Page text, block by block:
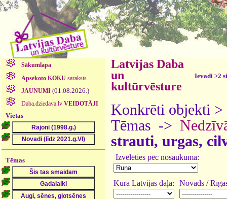
Sākumlapa
Apsekoto KOKUsaraksts
JAUNUMI (01.08.2026.)
Daba.dziedava.lv VEIDOTĀJI
Vietas
Tēmas
Latvijas Daba
un
kultūrvēsture
Ievadi >2
Konkrēti objekti >
Tēmas ->
strauti, urgas,
Izvēlēties pēc nosaukuma:
Kura Latvijas daļa: Novads /